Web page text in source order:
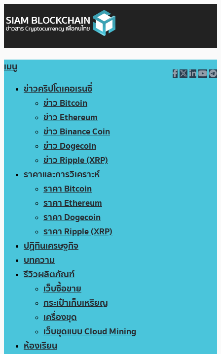
เมนู
ข่าวคริปโตเคอเรนซี่
ข่าว Bitcoin
ข่าว Ethereum
ข่าว Binance Coin
ข่าว Dogecoin
ข่าว Ripple (XRP)
ราคาและการวิเคราะห์
ราคา Bitcoin
ราคา Ethereum
ราคา Dogecoin
ราคา Ripple (XRP)
ปฏิทินเศรษฐกิจ
บทความ
รีวิวผลิตภัณฑ์
เว็บซื้อขาย
กระเป๋าเก็บเหรียญ
เครื่องขุด
เว็บขุดแบบ Cloud Mining
ห้องเรียน